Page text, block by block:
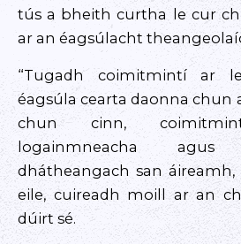
tús a bheith curtha le cur
ar an éagsúlacht
“Tugadh coimitmintí ar
éagsúla cearta daonna chun
chun cinn,
logainmneacha agus
dhátheangach san
eile, cuireadh moill ar an
dúirt sé.